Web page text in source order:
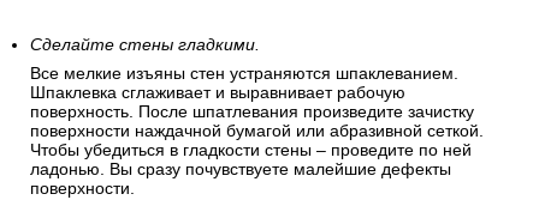
Сделайте стены гладкими.
Все мелкие изъяны стен устраняются шпаклеванием.
Шпаклевка сглаживает и выравнивает рабочую
поверхность. После шпатлевания произведите зачистку
поверхности наждачной бумагой или абразивной сеткой.
Чтобы убедиться в гладкости стены – проведите по ней
ладонью. Вы сразу почувствуете малейшие дефекты
поверхности.